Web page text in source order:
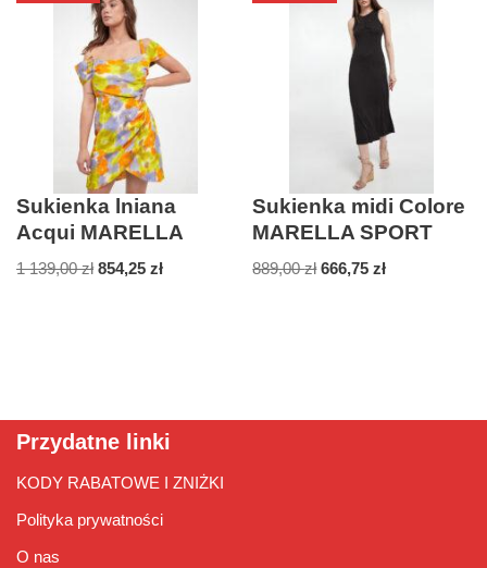
Sukienka lniana
Acqui MARELLA
1 139,00zł 854,25 zł
Sukienka midi Colore
MARELLA SPORT
889,00zł 666,75zł
Przydatne linki
KODY RABATOWE I ZNIŻKI
Polityka prywatności
O nas